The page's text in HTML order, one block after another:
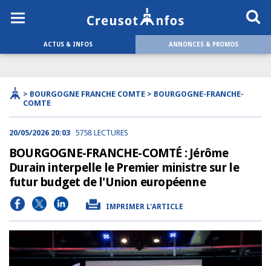
ACTUS & INFOS ANNONCES & PROMOS
> BOURGOGNE FRANCHE COMTE > BOURGOGNE-FRANCHE-
COMTE
20/05/2026 20:03 5758 LECTURES
BOURGOGNE-FRANCHE-COMTÉ : Jérôme
Durain interpelle le Premier ministre sur le
futur budget de l'Union européenne
IMPRIMER L'ARTICLE